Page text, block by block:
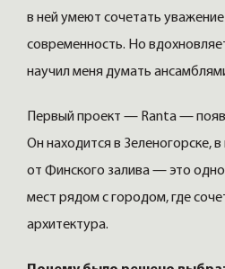
в ней умеют сочетать
современность. Но
научил меня думать
Первый проект — Ranta —
Он находится в Зеленогорске,
от Финского залива — это
мест рядом с городом, где
архитектура.